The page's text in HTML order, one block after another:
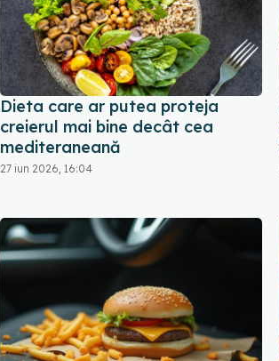
Dieta care ar putea proteja
creierul mai bine decât cea
mediteraneană
27 iun 2026, 16:04